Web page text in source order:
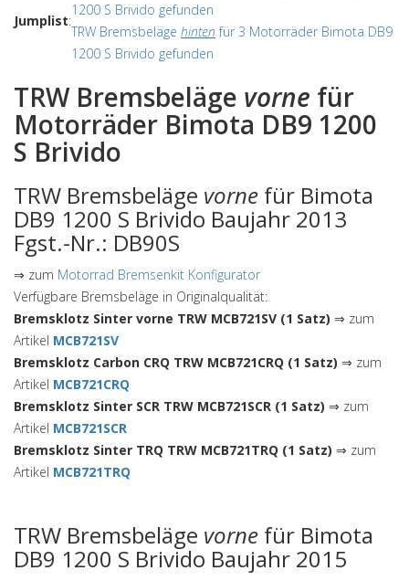
Jumplist:
1200 S Brivido gefunden
TRW Bremsbeläge hinten für 3 Motorräder Bimota DB9
1200 S Brivido gefunden
TRW Bremsbeläge vorne für
Motorräder Bimota DB9 1200
S Brivido
TRW Bremsbeläge vorne für Bimota
DB9 1200 S Brivido Baujahr 2013
Fgst.-Nr.: DB90S
⇒ zum Motorrad Bremsenkit Konfigurator
Verfügbare Bremsbeläge in Originalqualität:
Bremsklotz Sinter vorne TRW MCB721SV (1 Satz) ⇒ zum
Artikel MCB721SV
Bremsklotz Carbon CRQ TRW MCB721CRQ (1 Satz) ⇒ zum
Artikel MCB721CRQ
Bremsklotz Sinter SCR TRW MCB721SCR (1 Satz) ⇒ zum
Artikel MCB721SCR
Bremsklotz Sinter TRQ TRW MCB721TRQ (1 Satz) ⇒ zum
Artikel MCB721TRQ
TRW Bremsbeläge vorne für Bimota
DB9 1200 S Brivido Baujahr 2015